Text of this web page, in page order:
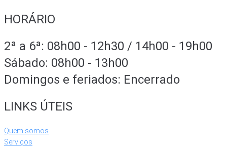
HORÁRIO
2ª a 6ª: 08h00 - 12h30 / 14h00 - 19h00
Sábado: 08h00 - 13h00
Domingos e feriados: Encerrado
LINKS ÚTEIS
Quem somos
Serviços